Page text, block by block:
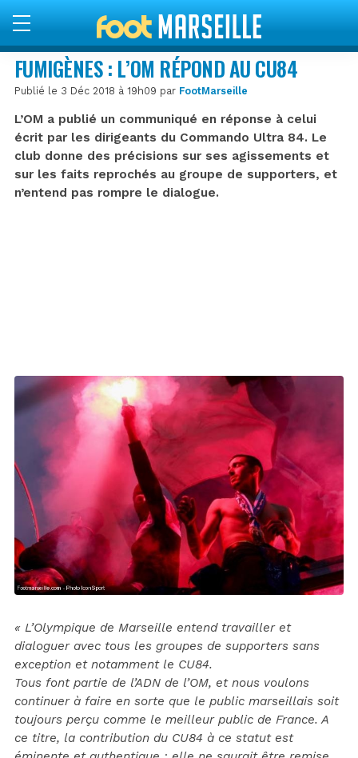
FUMIGÈNES : L’OM RÉPOND AU CU84
Publié le 3 Déc 2018 à 19h09 par FootMarseille
L’OM a publié un communiqué en réponse à celui
écrit par les dirigeants du Commando Ultra 84. Le
club donne des précisions sur ses agissements et
sur les faits reprochés au groupe de supporters, et
n’entend pas rompre le dialogue.
« L’Olympique de Marseille entend travailler et
dialoguer avec tous les groupes de supporters sans
exception et notamment le CU84.
Tous font partie de l’ADN de l’OM, et nous voulons
continuer à faire en sorte que le public marseillais soit
toujours perçu comme le meilleur public de France. A
ce titre, la contribution du CU84 à ce statut est